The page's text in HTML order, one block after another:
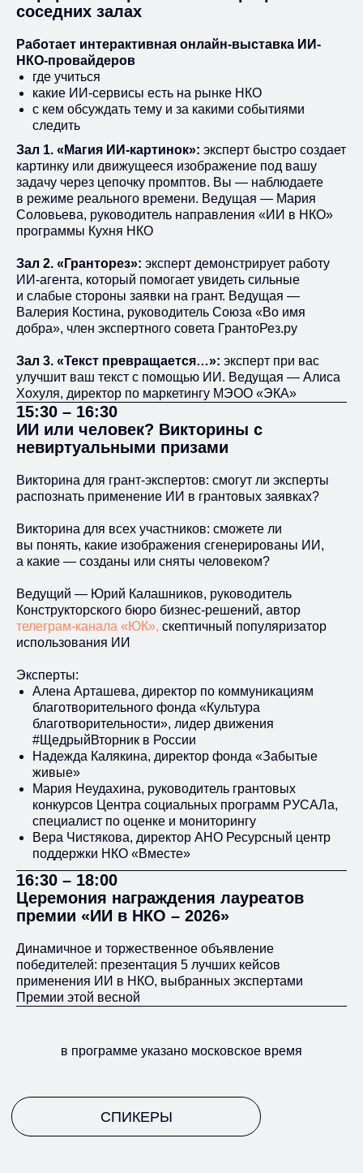
соседних залах
Работает интерактивная онлайн-выставка ИИ-
НКО-провайдеров
где учиться
какие ИИ-сервисы есть на рынке НКО
с кем обсуждать тему и за какими событиями
следить
Зал 1. «Магия ИИ-картинок»: эксперт быстро создает
картинку или движущееся изображение под вашу
задачу через цепочку промптов. Вы — наблюдаете
в режиме реального времени. Ведущая — Мария
Соловьева, руководитель направления «ИИ в НКО»
программы Кухня НКО
Зал 2. «Гранторез»: эксперт демонстрирует работу
ИИ-агента, который помогает увидеть сильные
и слабые стороны заявки на грант. Ведущая —
Валерия Костина, руководитель Союза «Во имя
добра», член экспертного совета ГрантоРез.ру
Зал 3. «Текст превращается…»: эксперт при вас
улучшит ваш текст с помощью ИИ. Ведущая — Алиса
Хохуля, директор по маркетингу МЭОО «ЭКА»
15:30 – 16:30
ИИ или человек? Викторины с
невиртуальными призами
Викторина для грант-экспертов: смогут ли эксперты
распознать применение ИИ в грантовых заявках?
Викторина для всех участников: сможете ли
вы понять, какие изображения сгенерированы ИИ,
а какие — созданы или сняты человеком?
Ведущий — Юрий Калашников, руководитель
Конструкторского бюро бизнес-решений, автор
телеграм-канала «ЮК», скептичный популяризатор
использования ИИ
Эксперты:
Алена Арташева, директор по коммуникациям
благотворительного фонда «Культура
благотворительности», лидер движения
#ЩедрыйВторник в России
Надежда Калякина, директор фонда «Забытые
живые»
Мария Неудахина, руководитель грантовых
конкурсов Центра социальных программ РУСАЛа,
специалист по оценке и мониторингу
Вера Чистякова, директор АНО Ресурсный центр
поддержки НКО «Вместе»
16:30 – 18:00
Церемония награждения лауреатов
премии «ИИ в НКО – 2026»
Динамичное и торжественное объявление
победителей: презентация 5 лучших кейсов
применения ИИ в НКО, выбранных экспертами
Премии этой весной
в программе указано московское время